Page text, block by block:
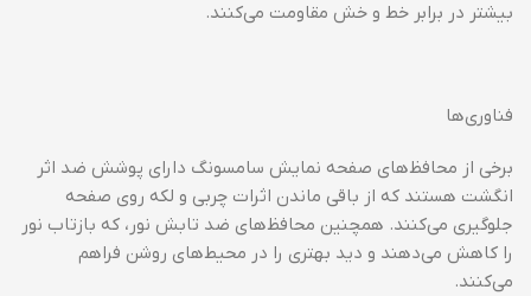
بیشتر در برابر خط و خش مقاومت می‌کنند.
فناوری‌ها
برخی از محافظ‌های صفحه نمایش سامسونگ دارای پوشش ضد اثر
انگشت هستند که از باقی ماندن اثرات چربی و لکه روی صفحه
جلوگیری می‌کنند. همچنین محافظ‌های ضد تابش نور، که بازتاب نور
را کاهش می‌دهند و دید بهتری را در محیط‌های روشن فراهم
می‌کنند.